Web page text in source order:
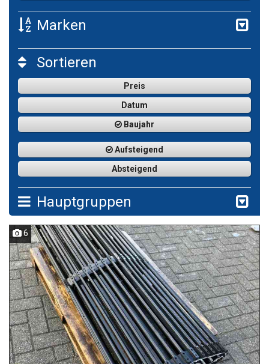
Marken
Sortieren
Preis
Datum
Baujahr
Aufsteigend
Absteigend
Hauptgruppen
6